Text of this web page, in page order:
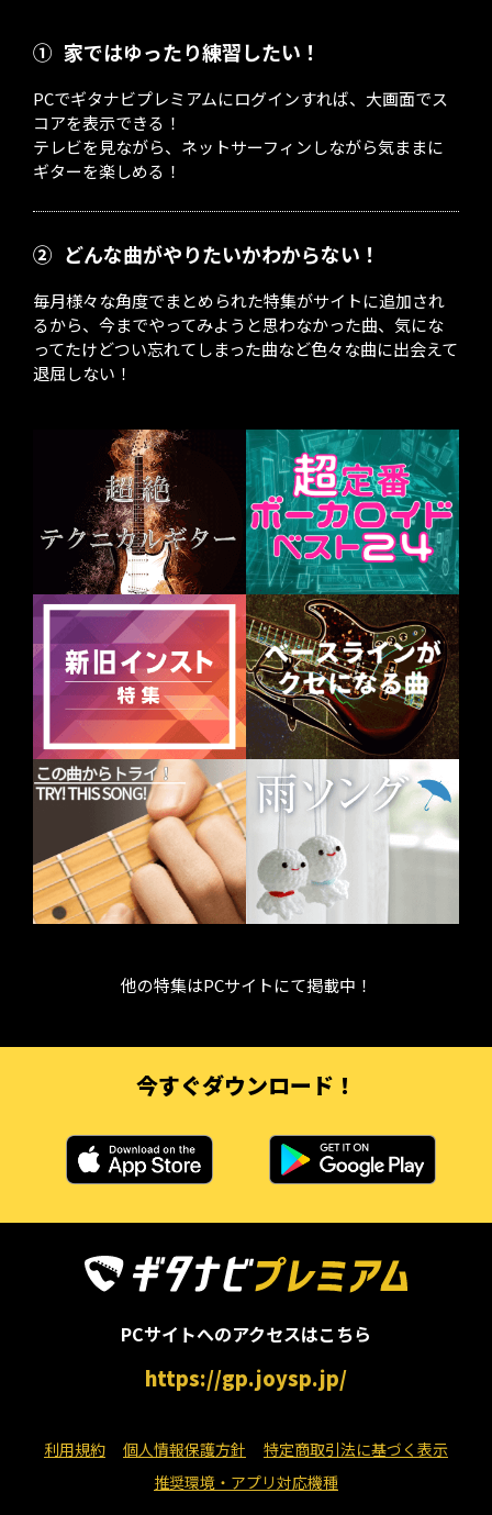
① 家ではゆったり練習したい！
PCでギタナビプレミアムにログインすれば、大画面でス
コアを表示できる！
テレビを見ながら、ネットサーフィンしながら気ままに
ギターを楽しめる！
② どんな曲がやりたいかわからない！
毎月様々な角度でまとめられた特集がサイトに追加され
るから、今までやってみようと思わなかった曲、気にな
ってたけどつい忘れてしまった曲など色々な曲に出会えて
退屈しない！
他の特集はPCサイトにて掲載中！
今すぐダウンロード！
PCサイトへのアクセスはこちら
https://gp.joysp.jp/
利用規約 個人情報保護方針
特定商取引法に基づく表示
推奨環境・アプリ対応機種